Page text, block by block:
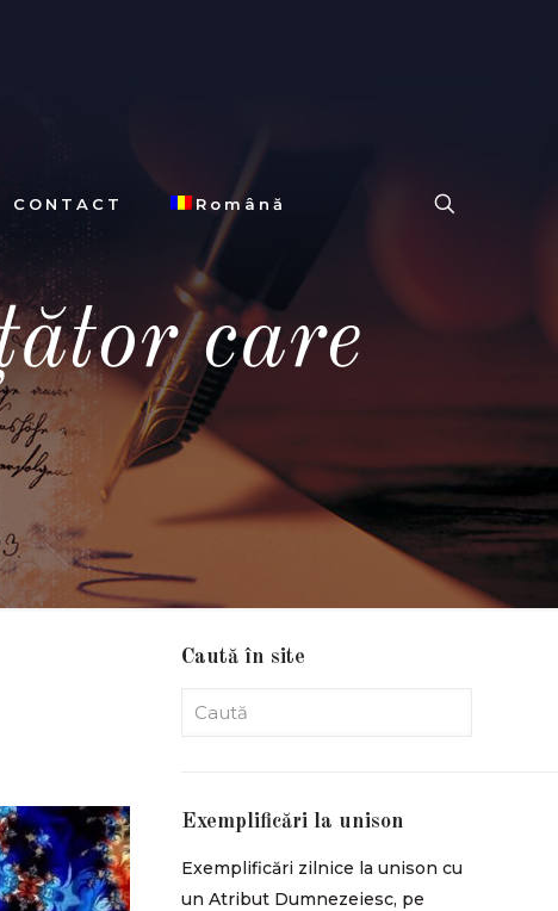
CONTACT Română
care
Caută în site
Exemplificări la unison
Exemplificări zilnice la unison cu
un Atribut Dumnezeiesc, pe